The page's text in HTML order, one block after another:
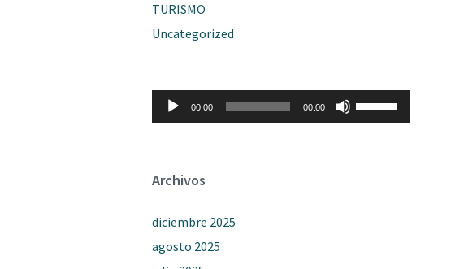
TURISMO
Uncategorized
Reproductor
audio
00:00 00:00
las
teclas
Archivos
diciembre 2025
agosto 2025